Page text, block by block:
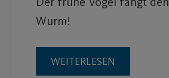
Wurm!
WEITERLESEN